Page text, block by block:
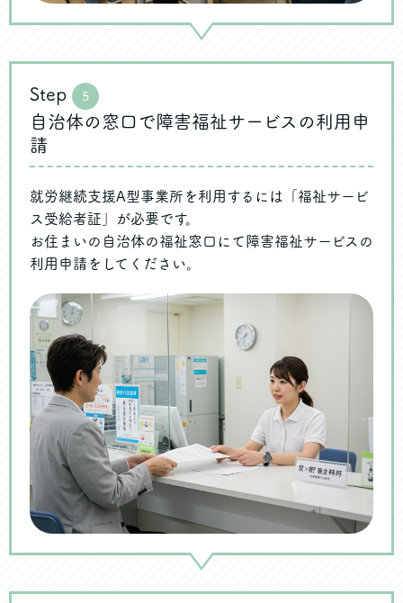
Step 5
自治体の窓口で障害福祉サービスの利用申
請
就労継続支援A型事業所を利用するには「福祉サービ
ス受給者証」が必要です。
お住まいの自治体の福祉窓口にて障害福祉サービスの
利用申請をしてください。